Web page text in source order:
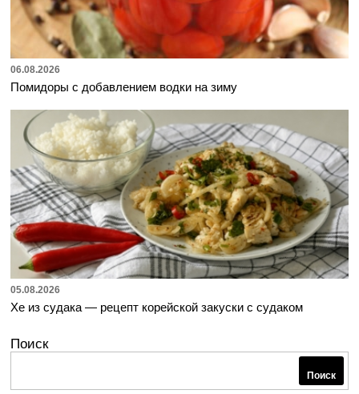
06.08.2026
Помидоры с добавлением водки на зиму
05.08.2026
Хе из судака — рецепт корейской закуски с судаком
Поиск
Поиск